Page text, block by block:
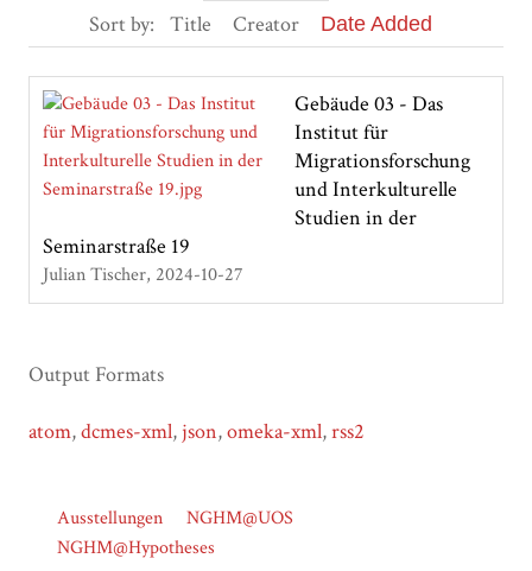
Sort by: Title Creator Date Added
Gebäude 03 - Das
Institut für
Migrationsforschung
und Interkulturelle
Studien in der
Seminarstraße 19
Julian Tischer 2024-10-27
Output Formats
atom,dcmes-xml, json,omeka-xml,rss2
Ausstellungen
NGHM@UOS
NGHM@Hypotheses